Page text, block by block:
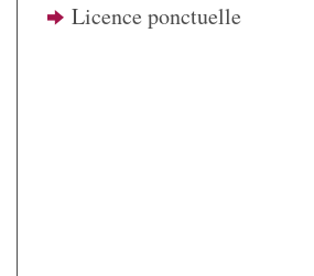
Licence ponctuelle